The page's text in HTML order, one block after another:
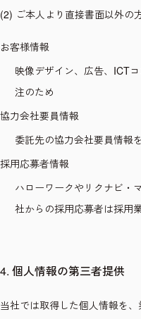
(2) ご本人より直接書面以外の
お客様情報
映像デザイン、広告、ICT
注のため
協力会社要員情報
委託先の協力会社要員情報
採用応募者情報
ハローワークやリクナビ・
社からの採用応募者は採用
4. 個人情報の第三者提供
当社では取得した個人情報を、